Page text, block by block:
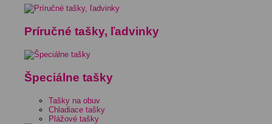
Príručné tašky, ľadvinky
Špeciálne tašky
Tašky na obuv
Chladiace tašky
Plážové tašky